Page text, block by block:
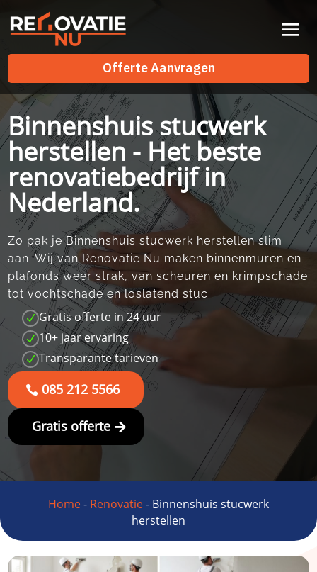
Offerte Aanvragen
Offerte Aanvragen
Binnenshuis stucwerk
herstellen - Het beste
renovatiebedrijf in
Nederland.
Zo pak je Binnenshuis stucwerk herstellen slim
aan.​ Wij van Renovatie Nu maken binnenmuren en
plafonds weer strak, van scheuren en krimpschade
tot vochtschade en loslatend stuc.​
N Gratis offerte in 24 uur
N 10+ jaar ervaring
N Transparante tarieven
085 212 5566
Gratis offerte
Home- Renovatie- Binnenshuis stucwerk
herstellen